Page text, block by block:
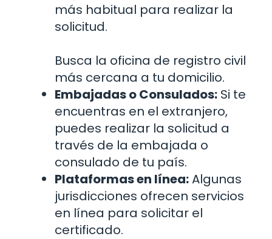
más habitual para realizar la
solicitud.
Busca la oficina de registro civil
más cercana a tu domicilio.
Embajadas o Consulados: Si te
encuentras en el extranjero,
puedes realizar la solicitud a
través de la embajada o
consulado de tu país.
Plataformas en línea:Algunas
jurisdicciones ofrecen servicios
en línea para solicitar el
certificado.